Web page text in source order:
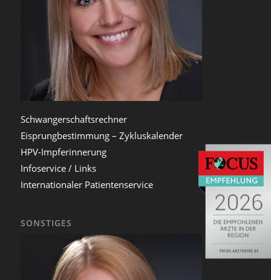
Schwangerschaftsrechner
Eisprungbestimmung – Zykluskalender
HPV-Impferinnerung
Infoservice / Links
Internationaler Patientenservice
SONSTIGES